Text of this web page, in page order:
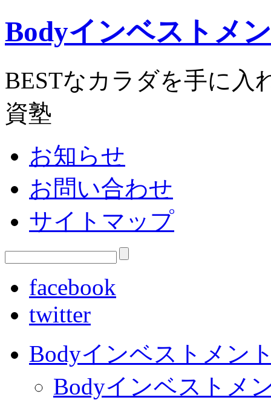
Bodyインベストメ
BESTなカラダを手に入
資塾
お知らせ
お問い合わせ
サイトマップ
facebook
twitter
Bodyインベストメン
Bodyインベストメ